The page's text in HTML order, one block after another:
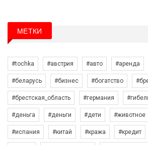
МЕТКИ
#tochka #австрия #авто #аренда
#беларусь #бизнес #богатство
#брестская_область #германия
#деньга #деньги #дети #животное
#испания #китай #кража #кредит